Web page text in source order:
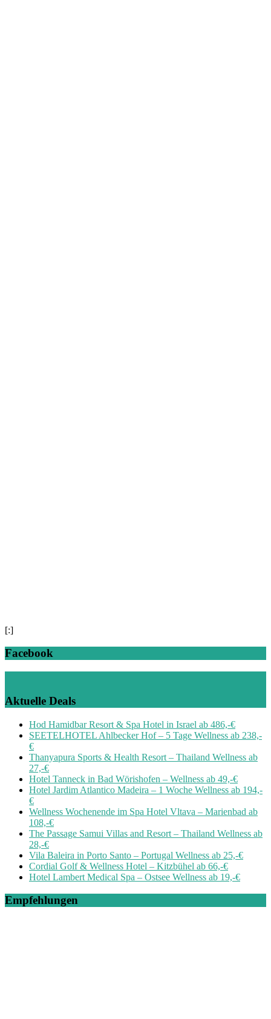
[:]
Facebook
Aktuelle Deals
Hod Hamidbar Resort & Spa Hotel in Israel ab 486,-€
SEETELHOTEL Ahlbecker Hof – 5 Tage Wellness ab 238,-
€
Thanyapura Sports & Health Resort – Thailand Wellness ab
27,-€
Hotel Tanneck in Bad Wörishofen – Wellness ab 49,-€
Hotel Jardim Atlantico Madeira – 1 Woche Wellness ab 194,-
€
Wellness Wochenende im Spa Hotel Vltava – Marienbad ab
108,-€
The Passage Samui Villas and Resort – Thailand Wellness ab
28,-€
Vila Baleira in Porto Santo – Portugal Wellness ab 25,-€
Cordial Golf & Wellness Hotel – Kitzbühel ab 66,-€
Hotel Lambert Medical Spa – Ostsee Wellness ab 19,-€
Empfehlungen